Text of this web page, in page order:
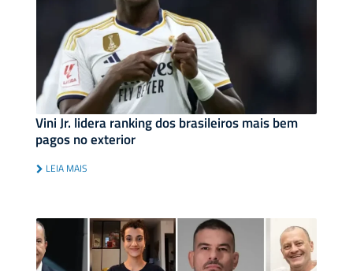
Vini Jr. lidera ranking dos brasileiros mais bem
pagos no exterior
LEIA MAIS